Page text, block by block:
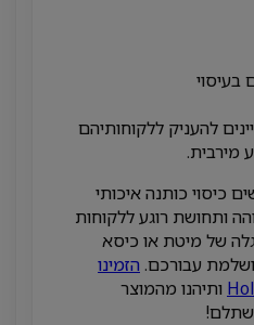
בעיסוי
להעניק ללקוחותיהם
מירבית.
כותנה איכותי
ותחושת רוגע ללקוחות
של מיטת או כיסא
עבורכם. הזמינו
ותיהנו מהמוצר